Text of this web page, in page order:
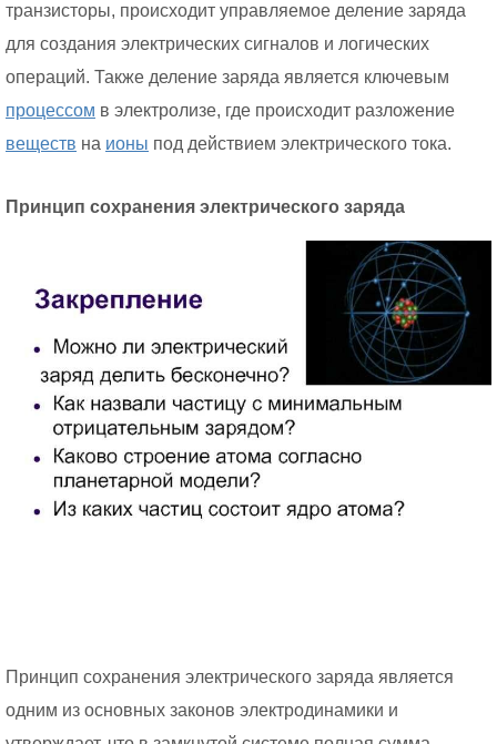
транзисторы, происходит управляемое деление заряда
для создания электрических сигналов и логических
операций. Также деление заряда является ключевым
процессом в электролизе, где происходит разложение
веществ на ионы под действием электрического тока.
Принцип сохранения электрического заряда
Принцип сохранения электрического заряда является
одним из основных законов электродинамики и